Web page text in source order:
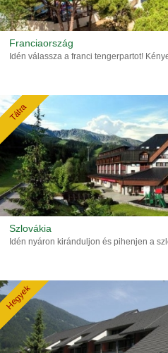
Franciaország
Idén válassza a franci tengerpartot!
Tátra
Szlovákia
Idén nyáron kiránduljon és pihenjen a
Hegyek